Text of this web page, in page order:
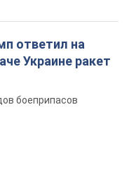
ответил на
Украине ракет
боеприпасов